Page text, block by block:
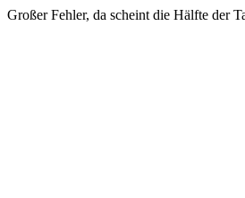
Großer Fehler, da scheint die Hälfte der